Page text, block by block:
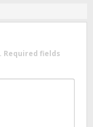
Required fields